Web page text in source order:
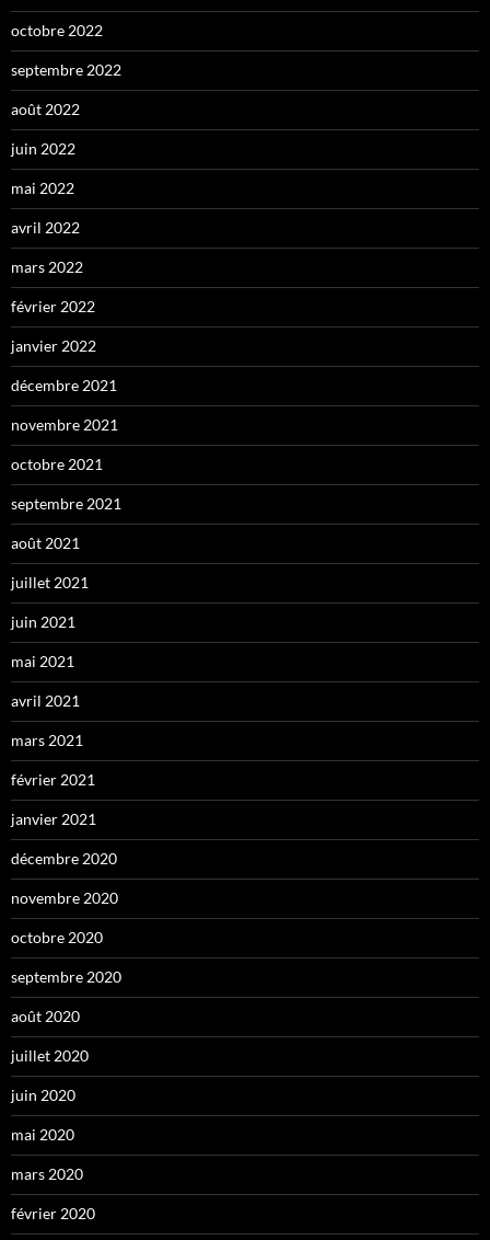
octobre 2022
septembre 2022
août 2022
juin 2022
mai 2022
avril 2022
mars 2022
février 2022
janvier 2022
décembre 2021
novembre 2021
octobre 2021
septembre 2021
août 2021
juillet 2021
juin 2021
mai 2021
avril 2021
mars 2021
février 2021
janvier 2021
décembre 2020
novembre 2020
octobre 2020
septembre 2020
août 2020
juillet 2020
juin 2020
mai 2020
mars 2020
février 2020